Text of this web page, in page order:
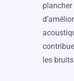
les